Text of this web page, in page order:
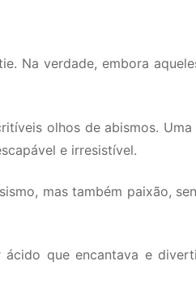
Na verdade, embora
olhos de abismos.
e irresistível.
mas também paixão,
que encantava e